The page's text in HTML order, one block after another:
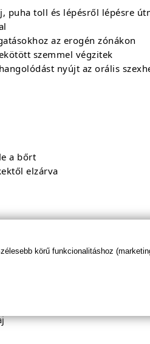
puha toll és lépésről lépésre
az erogén zónákon
szemmel végzitek
nyújt az orális
a bőrt
elzárva
vagy használd a tollat a
hova nyúlsz legközelebb
körű funkcionalitáshoz